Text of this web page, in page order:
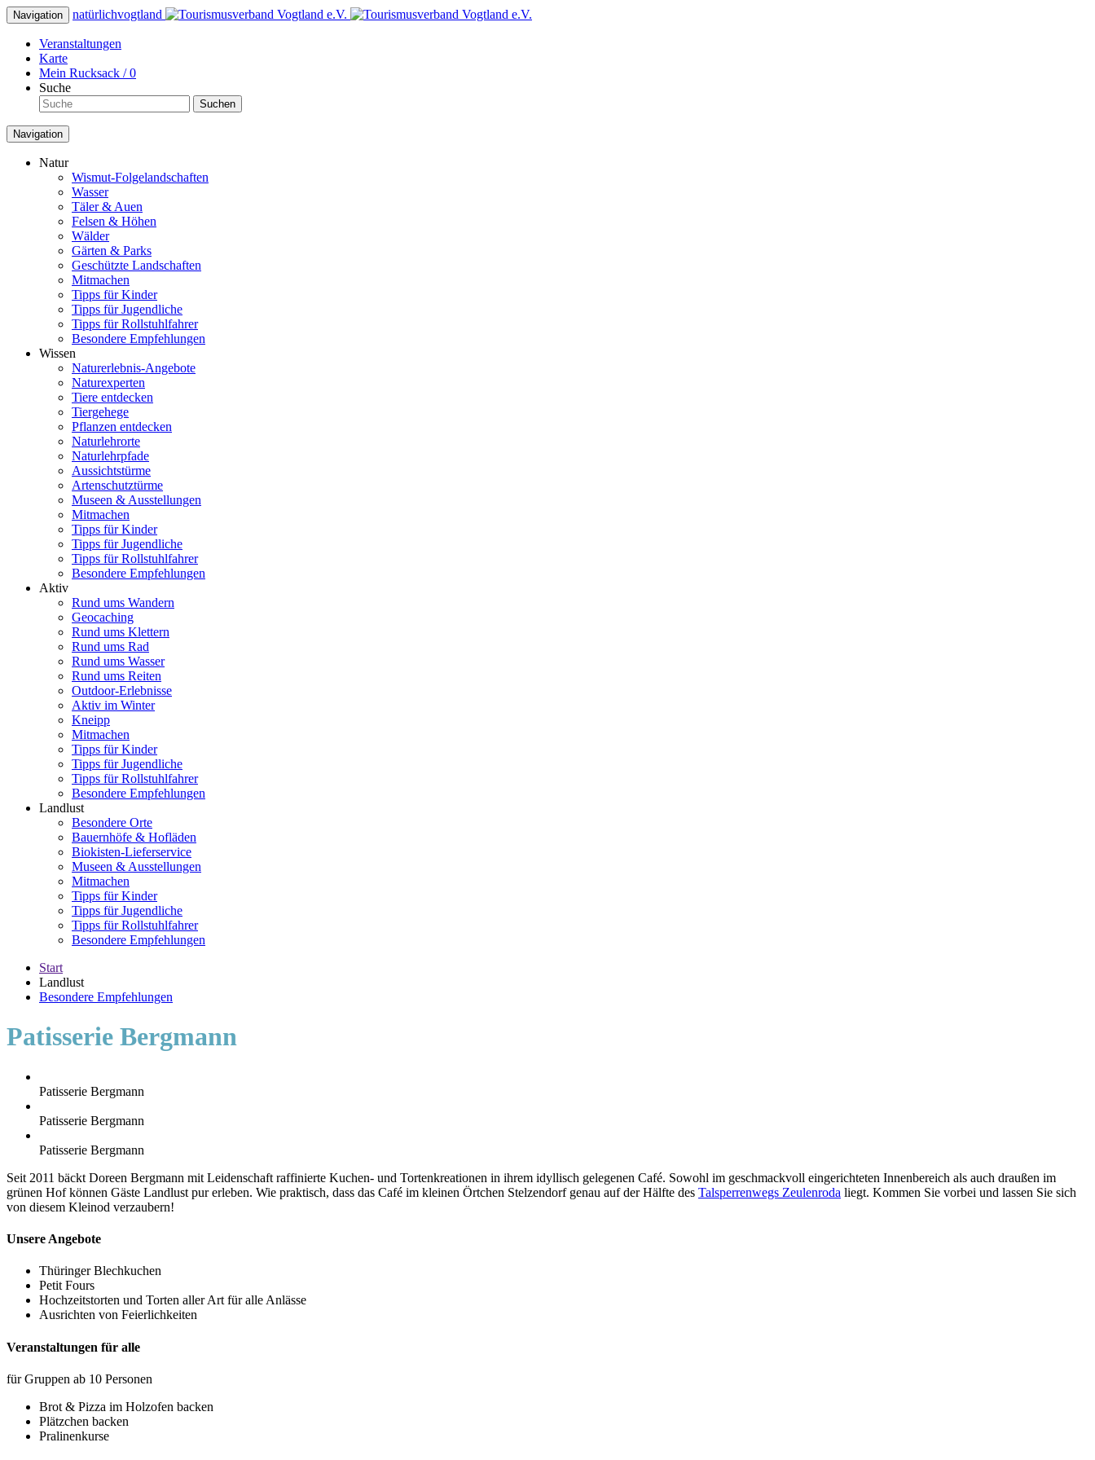
Navigation natürlichvogtland
Veranstaltungen
Karte
Mein Rucksack /0
Suche
Suchen
Navigation
Natur
Wismut-Folgelandschaften
Wasser
Täler & Auen
Felsen & Höhen
Wälder
Gärten & Parks
Geschützte Landschaften
Mitmachen
Tipps für Kinder
Tipps für Jugendliche
Tipps für Rollstuhlfahrer
Besondere Empfehlungen
Wissen
Naturerlebnis-Angebote
Naturexperten
Tiere entdecken
Tiergehege
Pflanzen entdecken
Naturlehrorte
Naturlehrpfade
Aussichtstürme
Artenschutztürme
Museen & Ausstellungen
Mitmachen
Tipps für Kinder
Tipps für Jugendliche
Tipps für Rollstuhlfahrer
Besondere Empfehlungen
Aktiv
Rund ums Wandern
Geocaching
Rund ums Klettern
Rund ums Rad
Rund ums Wasser
Rund ums Reiten
Outdoor-Erlebnisse
Aktiv im Winter
Kneipp
Mitmachen
Tipps für Kinder
Tipps für Jugendliche
Tipps für Rollstuhlfahrer
Besondere Empfehlungen
Landlust
Besondere Orte
Bauernhöfe & Hofläden
Biokisten-Lieferservice
Museen & Ausstellungen
Mitmachen
Tipps für Kinder
Tipps für Jugendliche
Tipps für Rollstuhlfahrer
Besondere Empfehlungen
Start
Landlust
Besondere Empfehlungen
Patisserie Bergmann
Patisserie Bergmann
Patisserie Bergmann
Patisserie Bergmann
Seit 2011 bäckt Doreen Bergmann mit Leidenschaft raffinierte Kuchen- und Tortenkreationen in ihrem idyllisch gelegenen Café. Sowohl im geschmackvoll eingerichteten Innenbereich als auch draußen im
grünen Hof können Gäste Landlust pur erleben. Wie praktisch, dass das Café im kleinen Örtchen Stelzendorf genau auf der Hälfte des Talsperrenwegs Zeulenroda liegt. Kommen Sie vorbei und lassen Sie sich
von diesem Kleinod verzaubern!
Unsere Angebote
Thüringer Blechkuchen
Petit Fours
Hochzeitstorten und Torten aller Art für alle Anlässe
Ausrichten von Feierlichkeiten
Veranstaltungen für alle
für Gruppen ab 10 Personen
Brot & Pizza im Holzofen backen
Plätzchen backen
Pralinenkurse